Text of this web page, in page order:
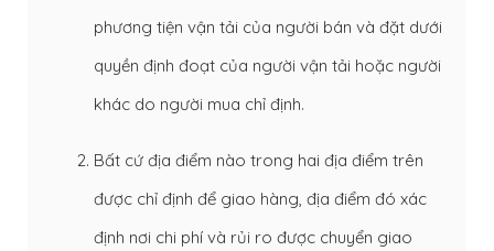
phương tiện vận tải của người bán và đặt dưới
quyền định đoạt của người vận tải hoặc người
khác do người mua chỉ định.
Bất cứ địa điểm nào trong hai địa điểm trên
được chỉ định để giao hàng, địa điểm đó xác
định nơi chi phí và rủi ro được chuyển giao